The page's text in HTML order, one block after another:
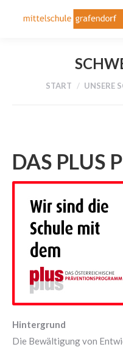
Sie befinden sich
START UNSERE
DAS PLUS
Hintergrund
Die Bewältigung von